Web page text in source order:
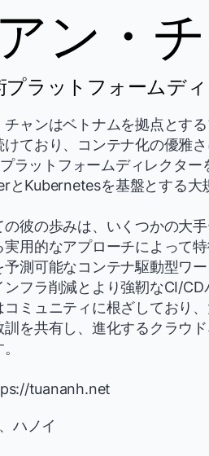
ン・
プラットフォームデ
チャンはベトナムを拠点とす
ており、コンテナ化の優雅
ラットフォームディレクタ
とKubernetesを基盤とする大
彼の歩みは、いくつかの大
実用的なアプローチによって
測可能なコンテナ駆動型ワ
フラ削減とより強靭なCI/
ミュニティに根ざしており
を共有し、進化するクラウ
tuananh.net
ハノイ